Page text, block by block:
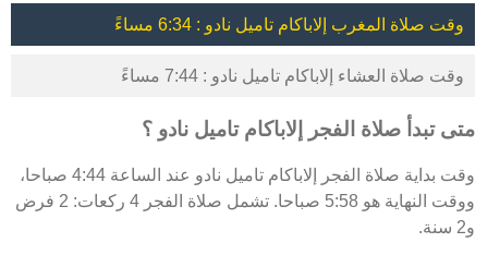
وقت صلاة المغرب إلاباكام تاميل نادو : 6:34 مساءً
وقت صلاة العشاء إلاباكام تاميل نادو : 7:44 مساءً
متى تبدأ صلاة الفجر إلاباكام تاميل نادو ؟
وقت بداية صلاة الفجر إلاباكام تاميل نادو عند الساعة 4:44 صباحا،
ووقت النهاية هو 5:58 صباحا. تشمل صلاة الفجر 4 ركعات: 2 فرض
و2 سنة.